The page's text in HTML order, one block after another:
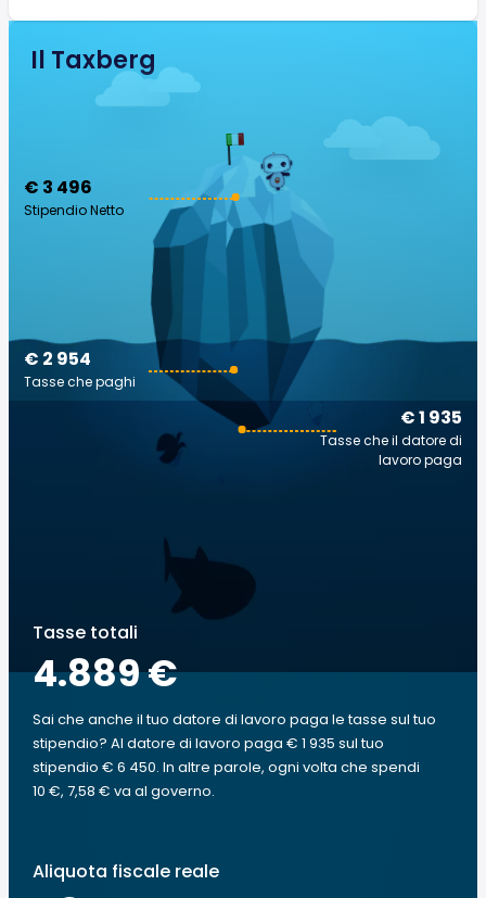
Il Taxberg
€ 3 496
Stipendio Netto
€ 1 935
Tasse che il datore di
lavoro paga
€ 2 954
Tasse che paghi
Tasse totali
4.889 €
Sai che anche il tuo datore di lavoro paga le tasse sul tuo
stipendio? Al datore di lavoro paga € 1 935 sul tuo
stipendio € 6 450. In altre parole, ogni volta che spendi
10 €, 7,58 € va al governo.
Aliquota fiscale reale